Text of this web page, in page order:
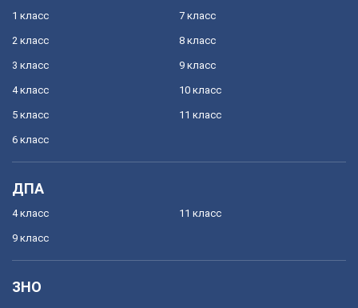
1 класс
2 класс
3 класс
4 класс
5 класс
6 класс
7 класс
8 класс
9 класс
10 класс
11 класс
ДПА
4 класс
9 класс
11 класс
ЗНО